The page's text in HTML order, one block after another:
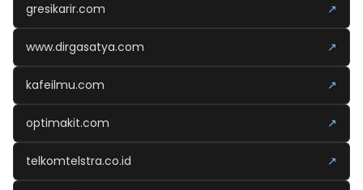
gresikarir.com ↗
www.dirgasatya.com ↗
kafeilmu.com ↗
optimakit.com ↗
telkomtelstra.co.id ↗